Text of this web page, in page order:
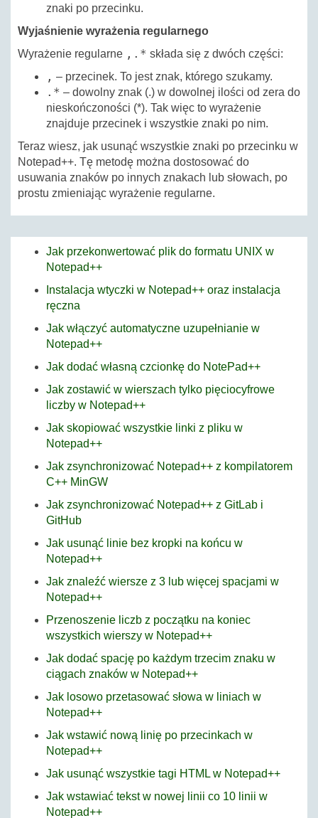
znaki po przecinku.
Wyjaśnienie wyrażenia regularnego
Wyrażenie regularne ,.* składa się z dwóch części:
, – przecinek. To jest znak, którego szukamy.
.* – dowolny znak (.) w dowolnej ilości od zera do
nieskończoności (*). Tak więc to wyrażenie
znajduje przecinek i wszystkie znaki po nim.
Teraz wiesz, jak usunąć wszystkie znaki po przecinku w
Notepad++. Tę metodę można dostosować do
usuwania znaków po innych znakach lub słowach, po
prostu zmieniając wyrażenie regularne.
Jak przekonwertować plik do formatu UNIX w
Notepad++
Instalacja wtyczki w Notepad++ oraz instalacja
ręczna
Jak włączyć automatyczne uzupełnianie w
Notepad++
Jak dodać własną czcionkę do NotePad++
Jak zostawić w wierszach tylko pięciocyfrowe
liczby w Notepad++
Jak skopiować wszystkie linki z pliku w
Notepad++
Jak zsynchronizować Notepad++ z kompilatorem
C++ MinGW
Jak zsynchronizować Notepad++ z GitLab i
GitHub
Jak usunąć linie bez kropki na końcu w
Notepad++
Jak znaleźć wiersze z 3 lub więcej spacjami w
Notepad++
Przenoszenie liczb z początku na koniec
wszystkich wierszy w Notepad++
Jak dodać spację po każdym trzecim znaku w
ciągach znaków w Notepad++
Jak losowo przetasować słowa w liniach w
Notepad++
Jak wstawić nową linię po przecinkach w
Notepad++
Jak usunąć wszystkie tagi HTML w Notepad++
Jak wstawiać tekst w nowej linii co 10 linii w
Notepad++